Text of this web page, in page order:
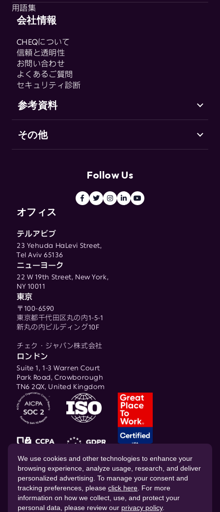
CHEQ Acquisition
CHEQ Form Guard
CHEQ Analytics
Control & Compliance
CHEQ Enforce
CHEQ Manage
用語集
用語集
会社情報
CHEQについて
信頼と透明性
お問い合わせ
よくあるご質問
セキュリティ診断
参考資料
サポート（英語）
Go-to-Market セキュリティとは
その他
Follow Us
オフィス
テルアビブ
23 Yehuda HaLevi Street,
Tel Aviv 65136
ニューヨーク
22 W 19th Street, New York,
NY 10011
東京
〒100-6590
東京都千代田区丸の内1-5-1
新丸の内ビルディング10F
チェク・ジャパン株式会社
ロンドン
Suite 1, 1-3 Warren Court
Park Road, Crowborough
TN6 2QX, United Kingdom
© 2026 CHEQ AI Technologies Ltd.
We use cookies and other technologies to enhance your
browsing experience, analyze usage, research, and deliver
personalized advertising. To manage your consent and
tracking preferences, please click here . For more
information on how we collect, use, and protect your
personal data, please review our privacy policy.